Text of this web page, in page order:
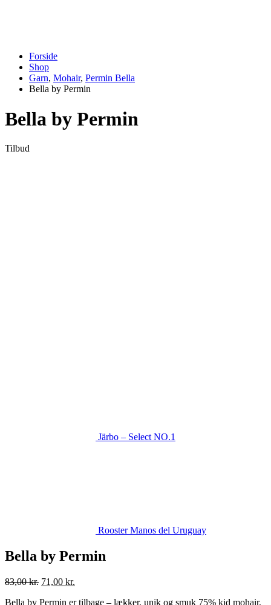
Forside
Shop
Garn, Mohair, Permin Bella
Bella by Permin
Bella by Permin
Tilbud
Järbo – Select NO.1
Rooster Manos del Uruguay
Bella by Permin
83,00kr. Den
71,00 kr.
Bella by Permin er tilbage – lækker, unik og smuk 75% kid mohair,